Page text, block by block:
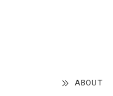
ABOUT